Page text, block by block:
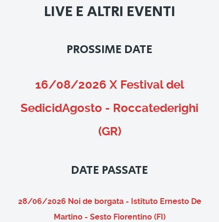
LIVE E ALTRI EVENTI
PROSSIME DATE
16/08/2026 X Festival del
SedicidAgosto - Roccatederighi
(GR)
DATE PASSATE
28/06/2026 Noi de borgata - Istituto Ernesto De
Martino - Sesto Fiorentino (FI)